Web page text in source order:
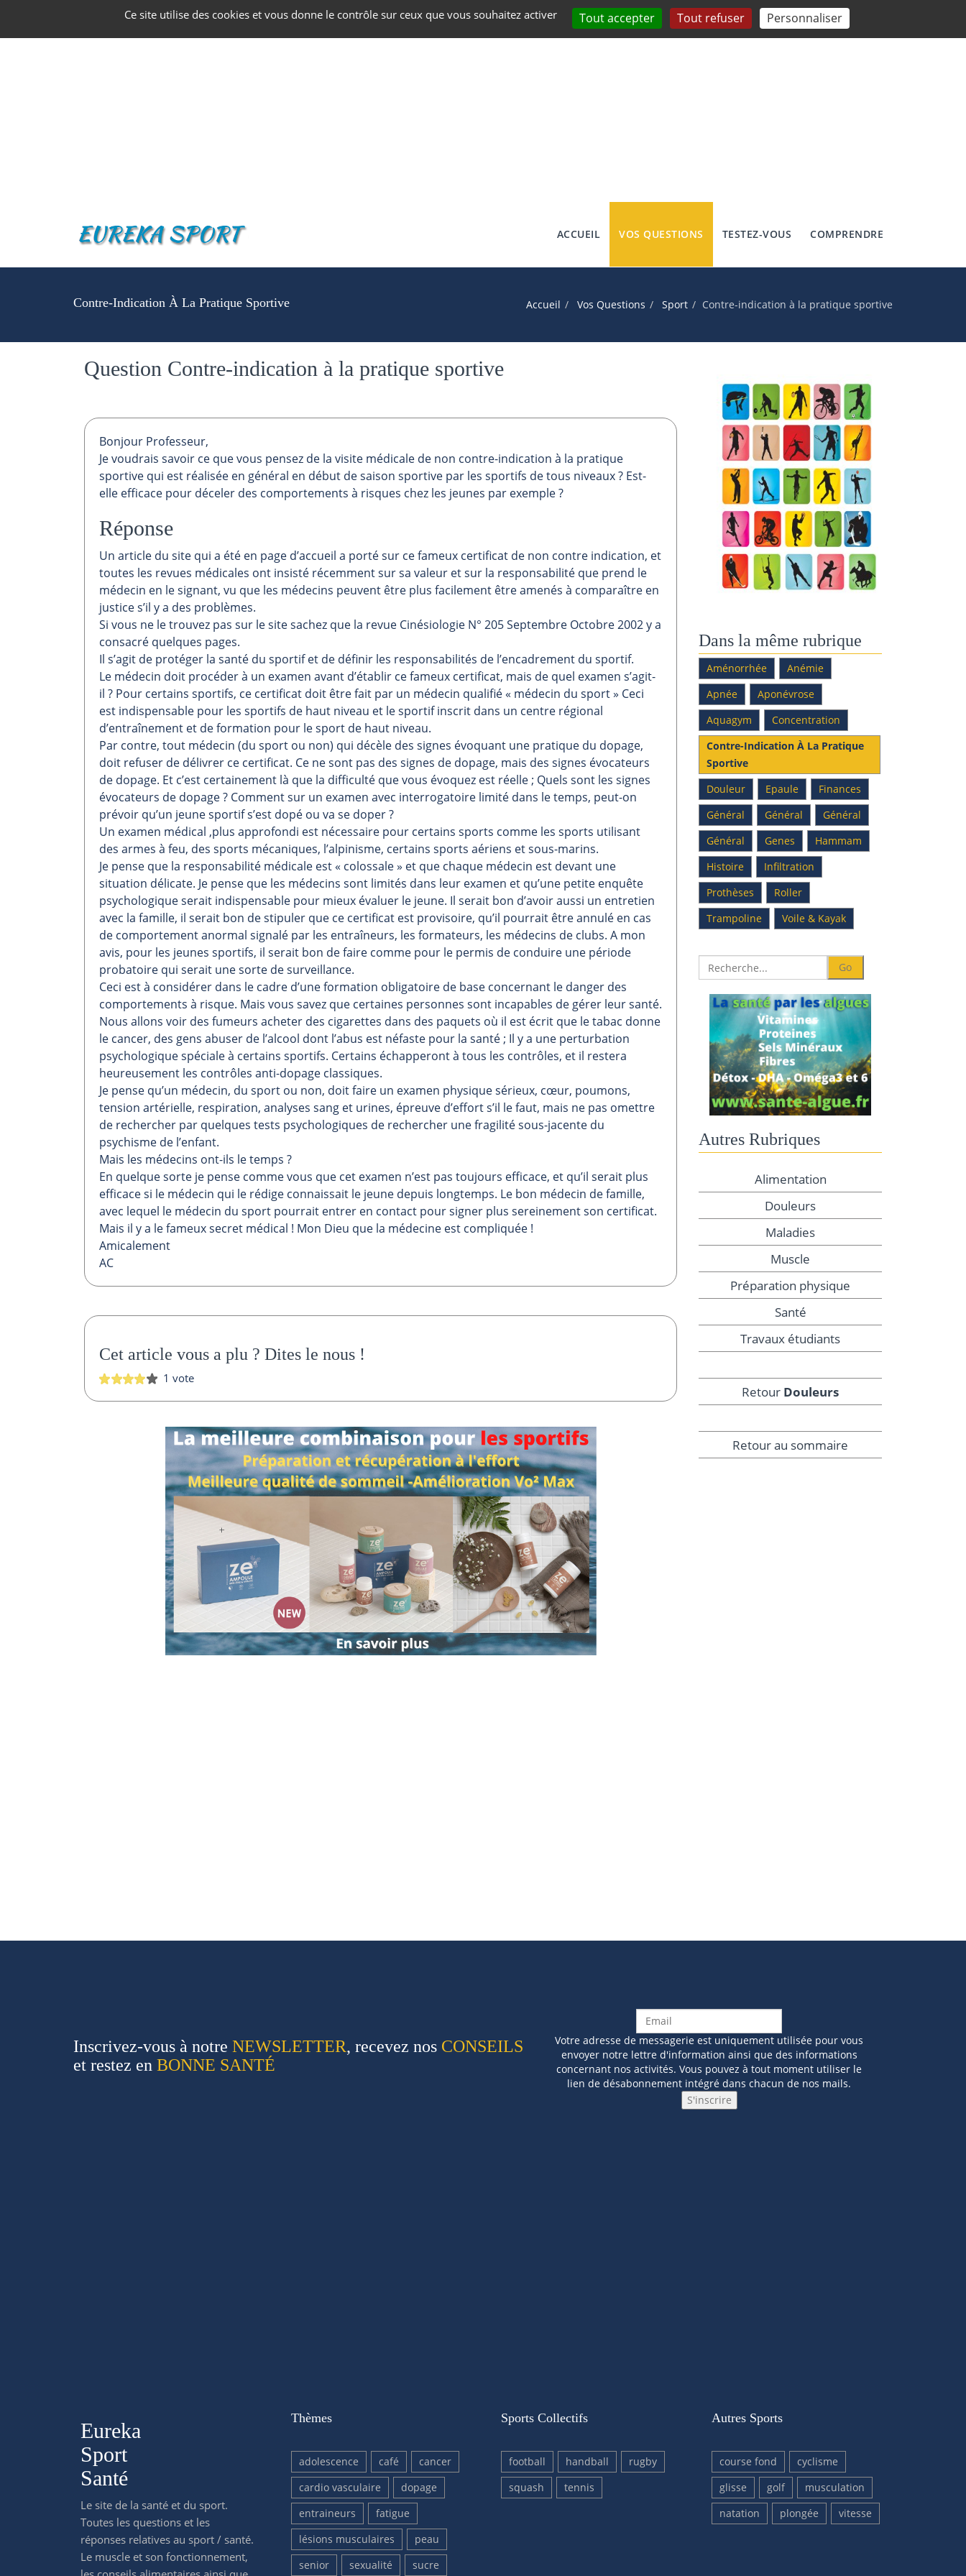
ACCUEIL VOS QUESTIONS TESTEZ-VOUS COMPRENDRE
Contre-Indication À La Pratique Sportive Accueil Vos Questions Sport Contre-indication à la pratique sportive
Question Contre-indication à la pratique sportive
Bonjour Professeur,
Je voudrais savoir ce que vous pensez de la visite médicale de non contre-indication à la pratique
sportive qui est réalisée en général en début de saison sportive par les sportifs de tous niveaux ? Est-
elle efficace pour déceler des comportements à risques chez les jeunes par exemple ?
Réponse
Un article du site qui a été en page d’accueil a porté sur ce fameux certificat de non contre indication, et
toutes les revues médicales ont insisté récemment sur sa valeur et sur la responsabilité que prend le
médecin en le signant, vu que les médecins peuvent être plus facilement être amenés à comparaître en
justice s’il y a des problèmes.
Si vous ne le trouvez pas sur le site sachez que la revue Cinésiologie N° 205 Septembre Octobre 2002 y a
consacré quelques pages.
Il s’agit de protéger la santé du sportif et de définir les responsabilités de l’encadrement du sportif.
Le médecin doit procéder à un examen avant d’établir ce fameux certificat, mais de quel examen s’agit-
il ? Pour certains sportifs, ce certificat doit être fait par un médecin qualifié « médecin du sport » Ceci
est indispensable pour les sportifs de haut niveau et le sportif inscrit dans un centre régional
d’entraînement et de formation pour le sport de haut niveau.
Par contre, tout médecin (du sport ou non) qui décèle des signes évoquant une pratique du dopage,
doit refuser de délivrer ce certificat. Ce ne sont pas des signes de dopage, mais des signes évocateurs
de dopage. Et c’est certainement là que la difficulté que vous évoquez est réelle ; Quels sont les signes
évocateurs de dopage ? Comment sur un examen avec interrogatoire limité dans le temps, peut-on
prévoir qu’un jeune sportif s’est dopé ou va se doper ?
Un examen médical ,plus approfondi est nécessaire pour certains sports comme les sports utilisant
des armes à feu, des sports mécaniques, l’alpinisme, certains sports aériens et sous-marins.
Je pense que la responsabilité médicale est « colossale » et que chaque médecin est devant une
situation délicate. Je pense que les médecins sont limités dans leur examen et qu’une petite enquête
psychologique serait indispensable pour mieux évaluer le jeune. Il serait bon d’avoir aussi un entretien
avec la famille, il serait bon de stipuler que ce certificat est provisoire, qu’il pourrait être annulé en cas
de comportement anormal signalé par les entraîneurs, les formateurs, les médecins de clubs. A mon
avis, pour les jeunes sportifs, il serait bon de faire comme pour le permis de conduire une période
probatoire qui serait une sorte de surveillance.
Ceci est à considérer dans le cadre d’une formation obligatoire de base concernant le danger des
comportements à risque. Mais vous savez que certaines personnes sont incapables de gérer leur santé.
Nous allons voir des fumeurs acheter des cigarettes dans des paquets où il est écrit que le tabac donne
le cancer, des gens abuser de l’alcool dont l’abus est néfaste pour la santé ; Il y a une perturbation
psychologique spéciale à certains sportifs. Certains échapperont à tous les contrôles, et il restera
heureusement les contrôles anti-dopage classiques.
Je pense qu’un médecin, du sport ou non, doit faire un examen physique sérieux, cœur, poumons,
tension artérielle, respiration, analyses sang et urines, épreuve d’effort s’il le faut, mais ne pas omettre
de rechercher par quelques tests psychologiques de rechercher une fragilité sous-jacente du
psychisme de l’enfant.
Mais les médecins ont-ils le temps ?
En quelque sorte je pense comme vous que cet examen n’est pas toujours efficace, et qu’il serait plus
efficace si le médecin qui le rédige connaissait le jeune depuis longtemps. Le bon médecin de famille,
avec lequel le médecin du sport pourrait entrer en contact pour signer plus sereinement son certificat.
Mais il y a le fameux secret médical ! Mon Dieu que la médecine est compliquée !
Amicalement
AC
Cet article vous a plu ? Dites le nous !
1 vote
Dans la même rubrique
Aménorrhée
Anémie
Apnée
Aponévrose
Aquagym
Concentration
Contre-Indication À La Pratique
Sportive
Douleur
Epaule
Finances
Général
Général
Général
Général
Genes
Hammam
Histoire
Infiltration
Prothèses
Roller
Trampoline
Voile & Kayak
Autres Rubriques
Alimentation
Douleurs
Maladies
Muscle
Préparation physique
Santé
Travaux étudiants
Retour Douleurs
Retour au sommaire
Inscrivez-vous à notre NEWSLETTER, recevez nos CONSEILS
et restez en BONNE SANTÉ
Votre adresse de messagerie est uniquement utilisée pour vous
envoyer notre lettre d'information ainsi que des informations
concernant nos activités. Vous pouvez à tout moment utiliser le
lien de désabonnement intégré dans chacun de nos mails.
Eureka
Sport
Santé
Le site de la santé et du sport.
Toutes les questions et les
réponses relatives au sport / santé.
Le muscle et son fonctionnement,
Thèmes
adolescence café
cancer
cardio vasculaire
dopage
entraineurs
fatigue
lésions musculaires
peau
senior
sexualité sucre
Sports Collectifs
football handball
rugby
squash
tennis
Autres Sports
course fond
cyclisme
glisse
golf
musculation
natation
plongée vitesse
Ce site utilise des cookies et vous donne le contrôle sur ceux que vous souhaitez activer Tout accepter Tout refuser Personnaliser